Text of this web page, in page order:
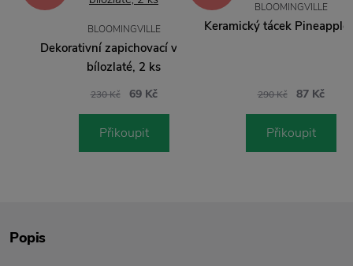
Popis
BLOOMINGVILLE
Dekorativní zapichovací vajíčko
bílozlaté, 2 ks
230 Kč 69 Kč
Přikoupit
BLOOMINGVILLE
Keramický tácek Pineapple
290 Kč 87 Kč
Přikoupit